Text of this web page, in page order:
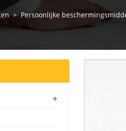
> Persoonlijke
+